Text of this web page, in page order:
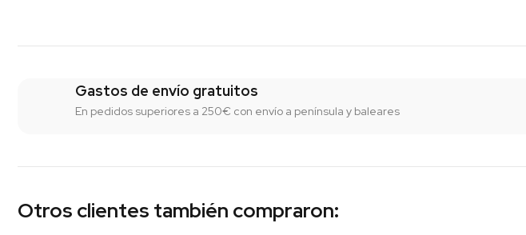
Gastos de envío gratuitos
En pedidos superiores a 250€ con envío a península y baleares
Otros clientes también compraron: